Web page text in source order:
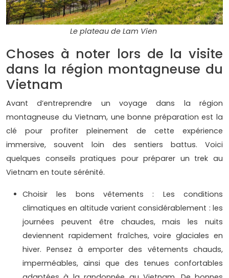
Le plateau de Lam Vien
Choses à noter lors de la visite
dans la région montagneuse du
Vietnam
Avant d’entreprendre un voyage dans la région
montagneuse du Vietnam, une bonne préparation est la
clé pour profiter pleinement de cette expérience
immersive, souvent loin des sentiers battus. Voici
quelques conseils pratiques pour préparer un trek au
Vietnam en toute sérénité.
Choisir les bons vêtements : Les conditions
climatiques en altitude varient considérablement : les
journées peuvent être chaudes, mais les nuits
deviennent rapidement fraîches, voire glaciales en
hiver. Pensez à emporter des vêtements chauds,
imperméables, ainsi que des tenues confortables